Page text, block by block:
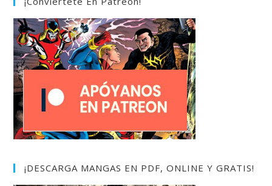
¡DESCARGA MANGAS EN PDF, ONLINE Y GRATIS!